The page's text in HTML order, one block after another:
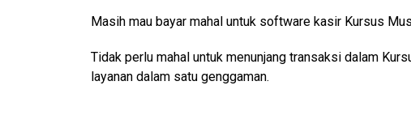
Masih mau bayar mahal untuk software kasir Kursus
Tidak perlu mahal untuk menunjang transaksi dalam
layanan dalam satu genggaman.